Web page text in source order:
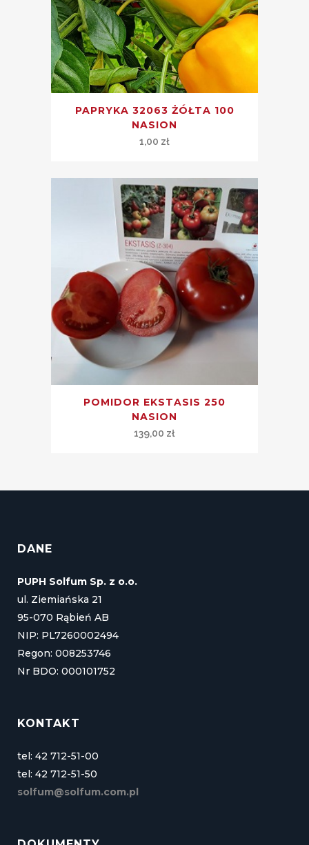
PAPRYKA 32063 ŻÓŁTA 100
NASION
1,00 zł
POMIDOR EKSTASIS 250
NASION
139,00 zł
DANE
PUPH Solfum Sp. z o.o.
ul. Ziemiańska 21
95-070 Rąbień AB
NIP: PL7260002494
Regon: 008253746
Nr BDO: 000101752
KONTAKT
tel: 42 712-51-00
tel: 42 712-51-50
solfum@solfum.com.pl